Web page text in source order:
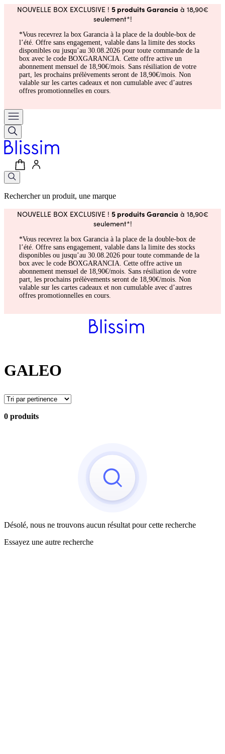
NOUVELLE BOX EXCLUSIVE ! 5 produits Garancia à 18,90€
seulement*!
*Vous recevrez la box Garancia à la place de la double-box de
l’été. Offre sans engagement, valable dans la limite des stocks
disponibles ou jusqu’au 30.08.2026 pour toute commande de la
box avec le code BOXGARANCIA. Cette offre active un
abonnement mensuel de 18,90€/mois. Sans résiliation de votre
part, les prochains prélèvements seront de 18,90€/mois. Non
valable sur les cartes cadeaux et non cumulable avec d’autres
offres promotionnelles en cours.
Rechercher un produit, une marque
NOUVELLE BOX EXCLUSIVE ! 5 produits Garancia à 18,90€
seulement*!
*Vous recevrez la box Garancia à la place de la double-box de
l’été. Offre sans engagement, valable dans la limite des stocks
disponibles ou jusqu’au 30.08.2026 pour toute commande de la
box avec le code BOXGARANCIA. Cette offre active un
abonnement mensuel de 18,90€/mois. Sans résiliation de votre
part, les prochains prélèvements seront de 18,90€/mois. Non
valable sur les cartes cadeaux et non cumulable avec d’autres
offres promotionnelles en cours.
GALEO
0 produits
Désolé, nous ne trouvons aucun résultat pour cette recherche
Essayez une autre recherche